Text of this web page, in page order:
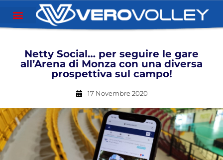
Netty Social… per seguire le gare
all’Arena di Monza con una diversa
prospettiva sul campo!
17 Novembre 2020